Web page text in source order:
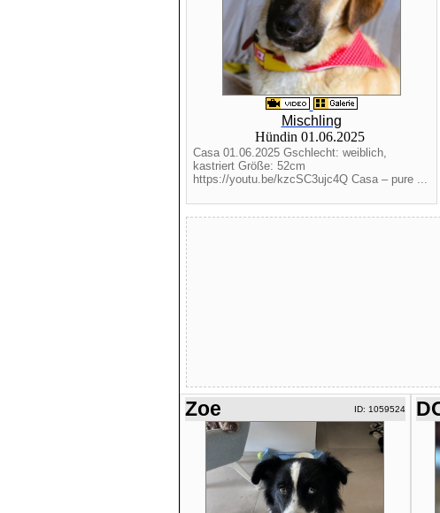
Mischling
Hündin 01.06.2025
Casa 01.06.2025 Gschlecht: weiblich,
kastriert Größe: 52cm
https://youtu.be/kzcSC3ujc4Q Casa – pure ...
Zoe ID: 1059524